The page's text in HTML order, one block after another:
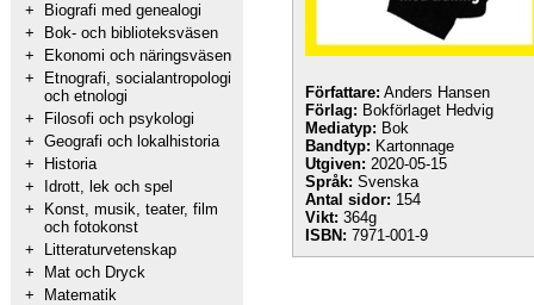
+
Biografi med genealogi
+
Bok- och biblioteksväsen
+
Ekonomi och näringsväsen
+
Etnografi, socialantropologi
och etnologi
+
Filosofi och psykologi
+ Geografi och lokalhistoria
+
Historia
+
Idrott, lek och spel
+
Konst, musik, teater, film
och fotokonst
+
Litteraturvetenskap
+
Mat och Dryck
+
Matematik
Författare: Anders Hansen
Förlag: Bokförlaget Hedvig
Mediatyp: Bok
Bandtyp: Kartonnage
Utgiven: 2020-05-15
Språk: Svenska
Antal sidor: 154
Vikt: 364g
ISBN: 7971-001-9